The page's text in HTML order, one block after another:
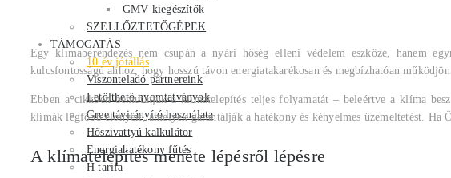
GMV kiegészítők
SZELLŐZTETŐGÉPEK
TÁMOGATÁS
10 év jótállás
Viszonteladó partnereink
Letölthető nyomtatványok
Gree távirányító használata
Hőszivattyú kalkulátor
Energiahatékony fűtés
H tarifa
Egy klímaberendezés nem csupán a nyári hőség elleni védelem eszköze, hanem
kulcsfontosságú ahhoz, hogy hosszú távon energiatakarékosan és megbízhatóan
Ebben a cikkben bemutatjuk a klímatelepítés teljes folyamatát – beleértve a klíma
klímák legfőbb előnyeit, amelyek garantálják a hatékony és kényelmes üzemeltetést.
A klímatelepítés menete lépésről lépésre